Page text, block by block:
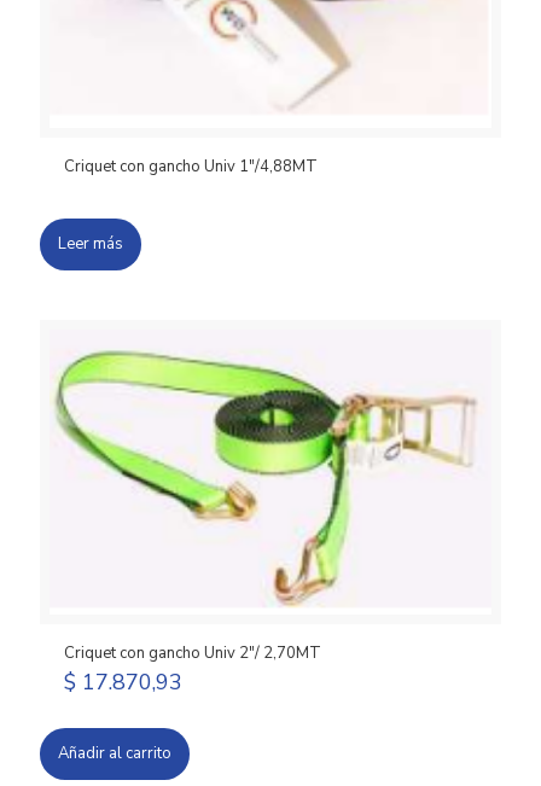
Criquet con gancho Univ 1″/4,88MT
Leer más
Criquet con gancho Univ 2″/ 2,70MT
$ 17.870,93
Añadir al carrito